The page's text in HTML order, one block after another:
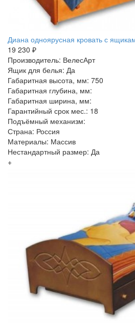
Диана одноярусная кровать с
19 230 ₽
Производитель: ВелесАрт
Ящик для белья: Да
Габаритная высота, мм: 750
Габаритная глубина, мм:
Габаритная ширина, мм:
Гарантийный срок мес.: 18
Подъёмный механизм:
Страна: Россия
Материалы: Массив
Нестандартный размер: Да
+